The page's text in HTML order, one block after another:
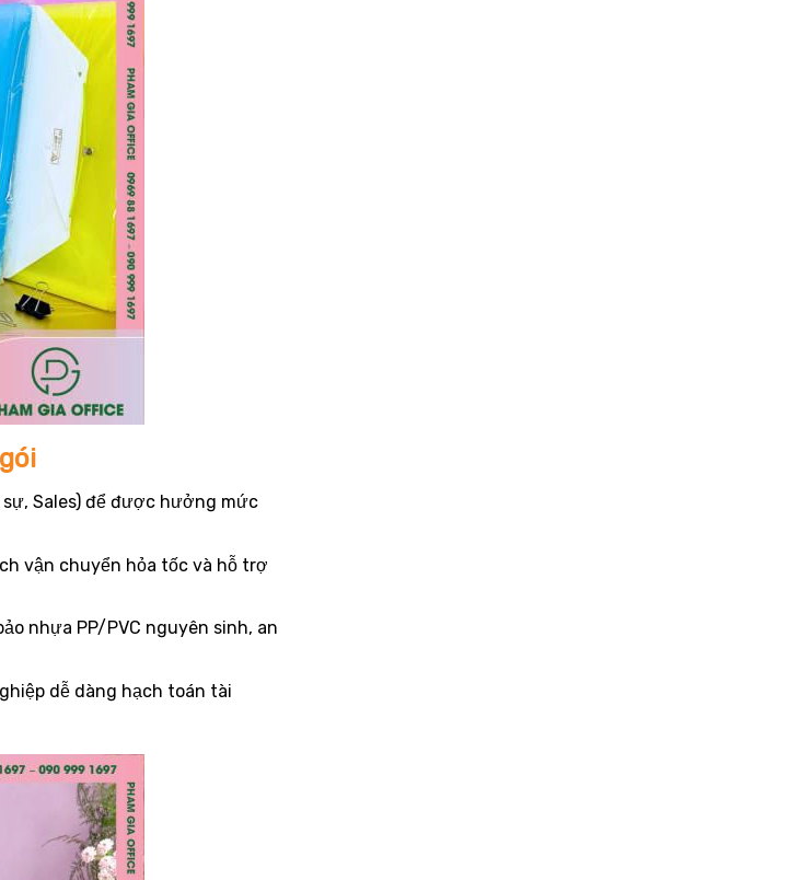
Sales) để được hưởng mức
vận chuyển hỏa tốc và hỗ trợ
nhựa PP/PVC nguyên sinh, an
dễ dàng hạch toán tài